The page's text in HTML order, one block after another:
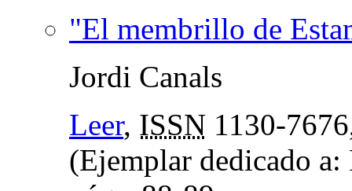
"El membrillo de
Jordi Canals
Leer, ISSN 1130-
(Ejemplar dedicado